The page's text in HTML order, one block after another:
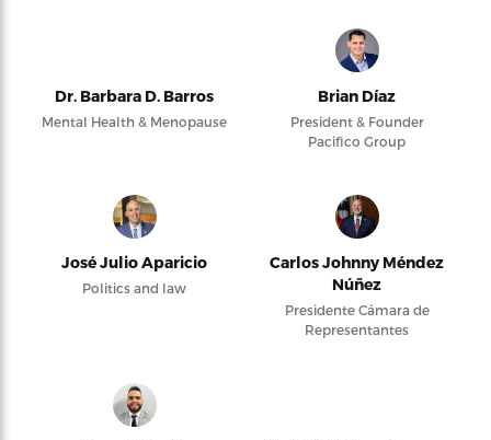
Dr. Barbara D. Barros
Mental Health & Menopause
Brian Díaz
President & Founder
Pacifico Group
José Julio Aparicio
Politics and law
Carlos Johnny Méndez
Núñez
Presidente Cámara de
Representantes